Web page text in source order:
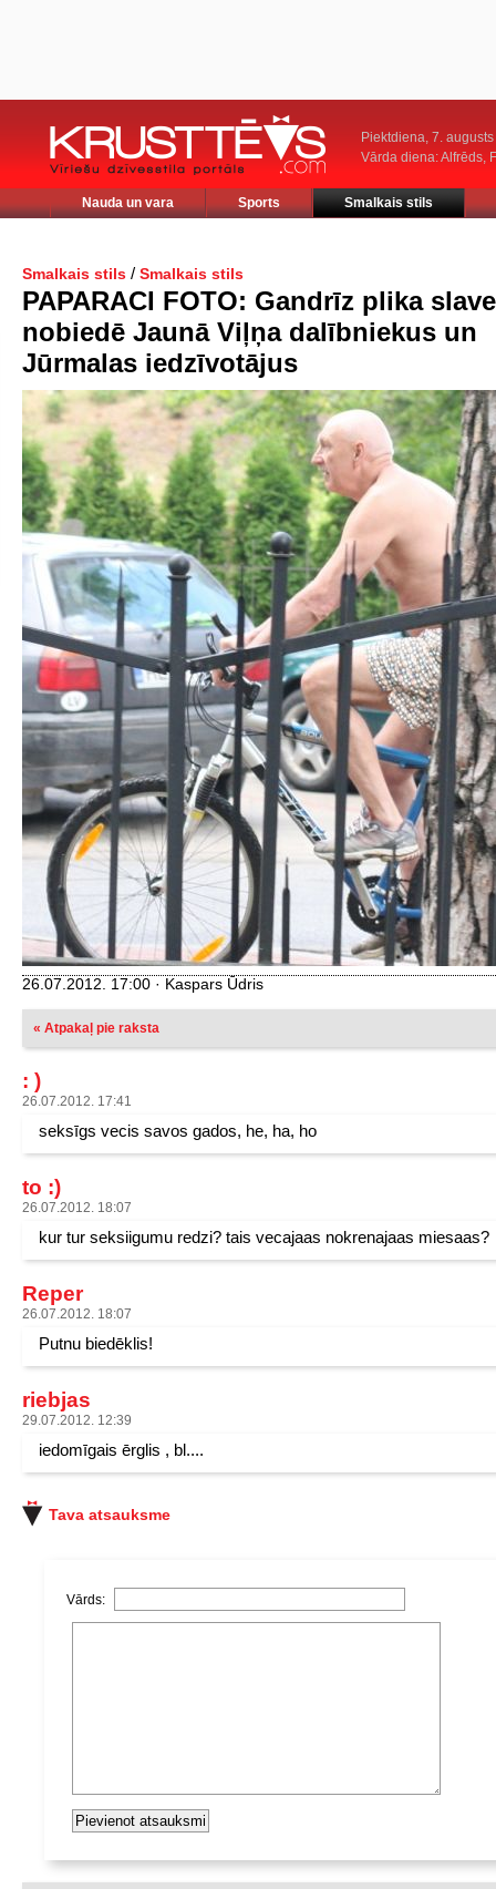
Piektdiena, 7. augusts
Vārda diena: Alfrēds,
Nauda un vara Sports Smalkais stils
Smalkais stils / Smalkais stils
PAPARACI FOTO: Gandrīz plika
nobiedē Jaunā Viļņa dalībniekus un
Jūrmalas iedzīvotājus
26.07.2012. 17:00 · Kaspars Ūdris
« Atpakaļ pie raksta
: )
26.07.2012. 17:41
seksīgs vecis savos gados, he, ha, ho
to :)
26.07.2012. 18:07
kur tur seksiigumu redzi? tais vecajaas nokrenajaas miesaas?
Reper
26.07.2012. 18:07
Putnu biedēklis!
riebjas
29.07.2012. 12:39
iedomīgais ērglis , bl....
Tava atsauksme
Vārds: